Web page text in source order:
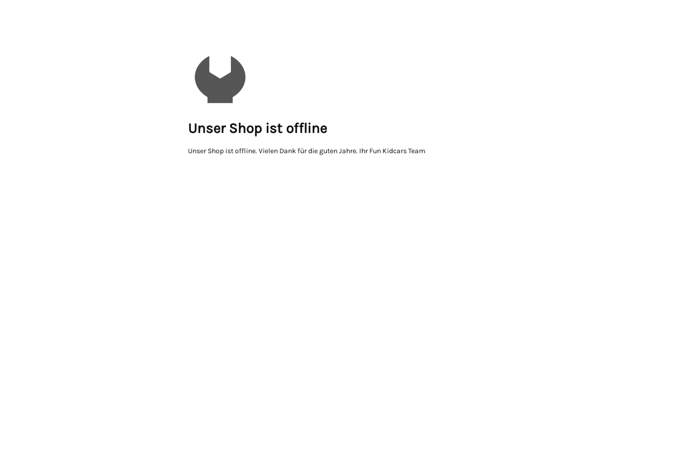
Unser Shop ist offline
Unser Shop ist offline. Vielen Dank für die guten Jahre. Ihr Fun Kidcars Team